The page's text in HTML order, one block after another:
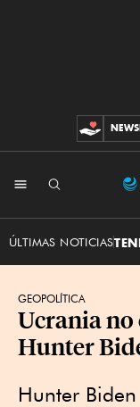
ÚLTIMAS NOTICIAS
GEOPOLÍTICA
Ucrania
Hunter
Hunter